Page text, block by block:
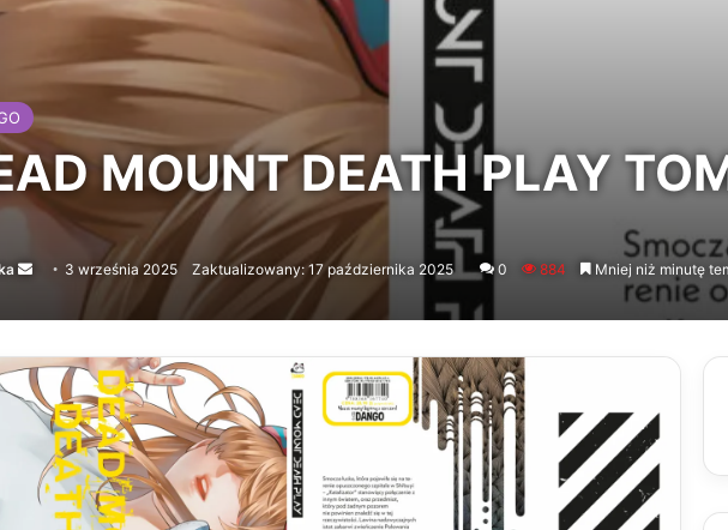
MOUNT DEATH PLAY
Send3 września 2025 Zaktualizowany: 17 października 2025 0 884 Mniej niż minutę